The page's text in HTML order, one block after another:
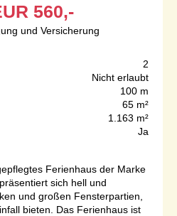
560,-
und Versicherung
2
Nicht erlaubt
100 m
65 m²
1.163 m²
Ja
Ferienhaus der Marke
sich hell und
und großen Fensterpartien,
bieten. Das Ferienhaus ist